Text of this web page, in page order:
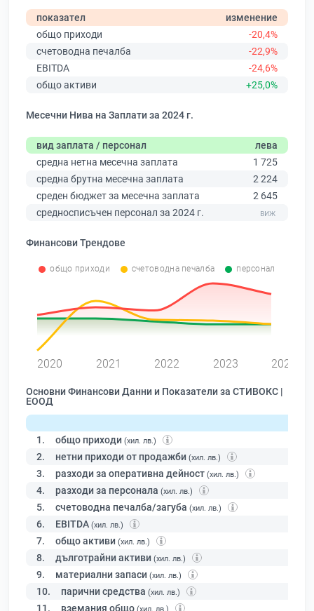
показател
изменение
общо приходи
-20,4%
счетоводна печалба
-22,9%
EBITDA
-24,6%
общо активи
+25,0%
Месечни Нива на Заплати за 2024 г.
вид заплата / персонал
лева
средна нетна месечна заплата
1 725
средна брутна месечна заплата
2 224
среден бюджет за месечна заплата
2 645
средносписъчен персонал за 2024 г.
Финансови Трендове
общо приходи счетоводна печалба персонал
2020 2021 2022 2023 2024
Основни Финансови Данни и Показатели за СТИВОКС |
ЕООД
1. общо приходи (хил. лв.)
2. нетни приходи от продажби (хил. лв.)
3. разходи за оперативна дейност (хил. лв.)
4. разходи за персонала (хил. лв.)
5. счетоводна печалба/загуба (хил. лв.)
6. EBITDA (хил. лв.)
7. общо активи (хил. лв.)
8. дълготрайни активи (хил. лв.)
9. материални запаси (хил. лв.)
10. парични средства (хил. лв.)
11. вземания общо